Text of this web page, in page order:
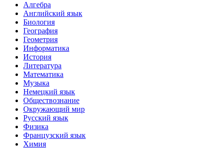
Алгебра
Английский язык
Биология
География
Геометрия
Информатика
История
Литература
Математика
Музыка
Немецкий язык
Обществознание
Окружающий мир
Русский язык
Физика
Французский язык
Химия